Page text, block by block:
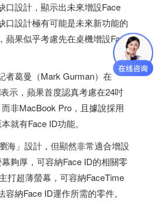
口設計，顯示出未來增設Face
口設計極有可能是未來新功能的
蘋果似乎考慮先在桌機增設Face
者葛曼（Mark Gurman）在
表示，蘋果首度認真考慮在24吋
非MacBook Pro，且據說採用
就有Face ID功能。
海」設計，但顯然非常適合增設
夠厚，可容納Face ID的相關零
打超薄螢幕，可容納FaceTime
納Face ID運作所需的零件。